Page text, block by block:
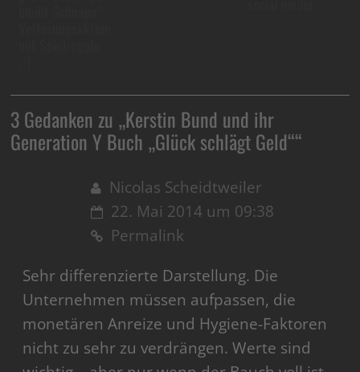
3 Gedanken zu „Kerstin Bund und ihr
Generation Y Buch „Glück schlägt Geld““
Nicolas Scheidtweiler
22. Mai 2014 um 09:38
Permalink
Sehr differenzierte Darstellung. Die
Unternehmen müssen aufpassen, die
monetären Anreize und Hygiene-Faktoren
nicht zu sehr zu verdrängen. Werte sind